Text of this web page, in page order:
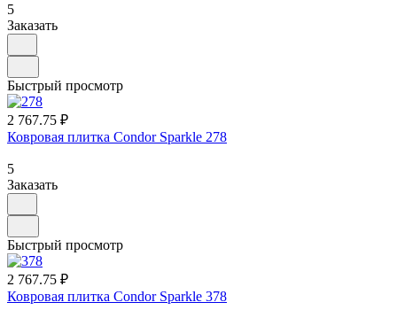
5
Заказать
Быстрый просмотр
2 767.75 ₽
Ковровая плитка Condor Sparkle 278
5
Заказать
Быстрый просмотр
2 767.75 ₽
Ковровая плитка Condor Sparkle 378